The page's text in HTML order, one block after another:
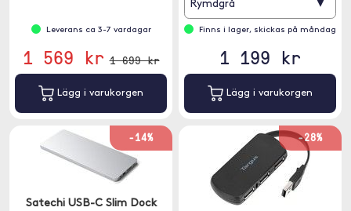
Leverans ca 3-7 vardagar
1 569 kr 1 699 kr
Lägg i varukorgen
Rymdgrå ▾
Finns i lager, skickas på måndag
1 199 kr
Lägg i varukorgen
-14%
Satechi USB-C Slim Dock
-28%